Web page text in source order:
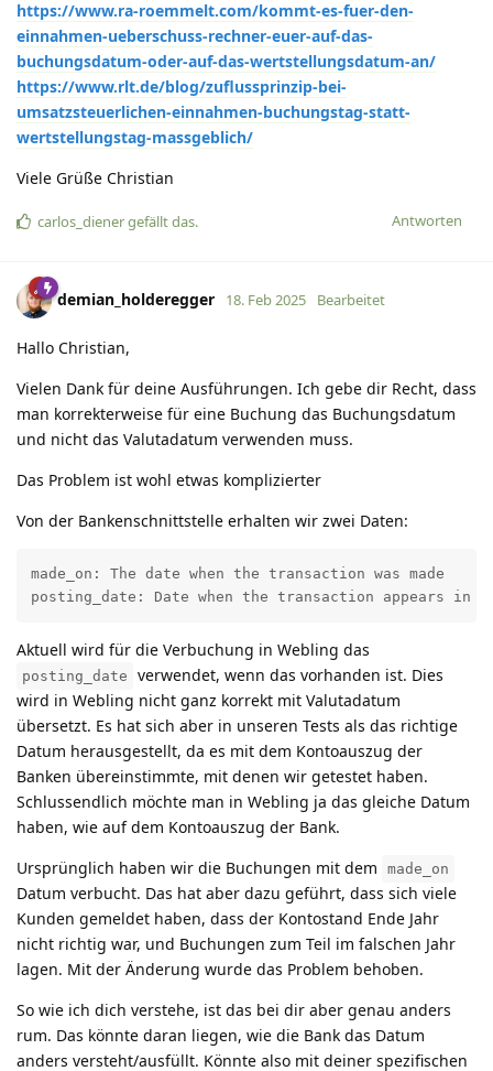
https://www.ra-roemmelt.com/kommt-es-fuer-den-
einnahmen-ueberschuss-rechner-euer-auf-das-
buchungsdatum-oder-auf-das-wertstellungsdatum-an/
https://www.rlt.de/blog/zuflussprinzip-bei-
umsatzsteuerlichen-einnahmen-buchungstag-statt-
wertstellungstag-massgeblich/
Viele Grüße Christian
Antworten
carlos_dienergefällt das.
demian_holderegger 18. Feb 2025 Bearbeitet
Hallo Christian,
Vielen Dank für deine Ausführungen. Ich gebe dir Recht, dass
man korrekterweise für eine Buchung das Buchungsdatum
und nicht das Valutadatum verwenden muss.
Das Problem ist wohl etwas komplizierter
Von der Bankenschnittstelle erhalten wir zwei Daten:
made_on: The date when the transaction was made
posting_date: Date when the transaction appears in
Aktuell wird für die Verbuchung in Webling das
posting_date
verwendet, wenn das vorhanden ist. Dies
wird in Webling nicht ganz korrekt mit Valutadatum
übersetzt. Es hat sich aber in unseren Tests als das richtige
Datum herausgestellt, da es mit dem Kontoauszug der
Banken übereinstimmte, mit denen wir getestet haben.
Schlussendlich möchte man in Webling ja das gleiche Datum
haben, wie auf dem Kontoauszug der Bank.
Ursprünglich haben wir die Buchungen mit dem
made_on
Datum verbucht. Das hat aber dazu geführt, dass sich viele
Kunden gemeldet haben, dass der Kontostand Ende Jahr
nicht richtig war, und Buchungen zum Teil im falschen Jahr
lagen. Mit der Änderung wurde das Problem behoben.
So wie ich dich verstehe, ist das bei dir aber genau anders
rum. Das könnte daran liegen, wie die Bank das Datum
anders versteht/ausfüllt. Könnte also mit deiner spezifischen